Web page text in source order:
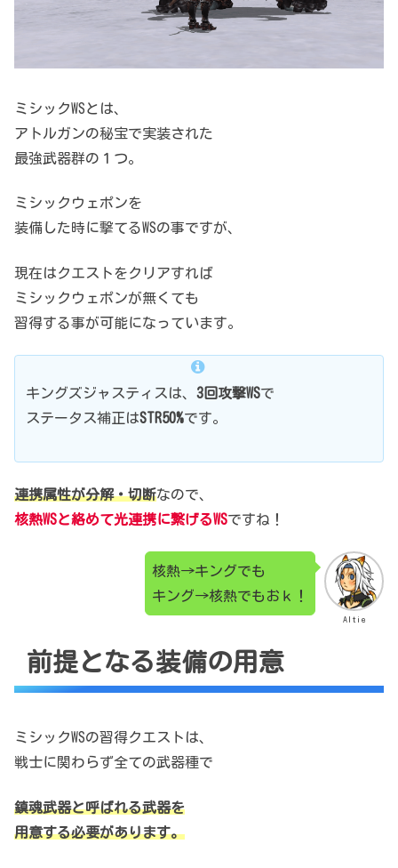
ミシックWSとは、
アトルガンの秘宝で実装された
最強武器群の１つ。
ミシックウェポンを
装備した時に撃てるWSの事ですが、
現在はクエストをクリアすれば
ミシックウェポンが無くても
習得する事が可能になっています。
キングズジャスティスは、 3回攻撃WSで
ステータス補正はSTR50%です。
連携属性が分解・切断なので、
核熱WSと絡めて光連携に繋げるWSですね！
Altie
核熱→キングでも
キング→核熱でもおｋ！
前提となる装備の用意
ミシックWSの習得クエストは、
戦士に関わらず全ての武器種で
鎮魂武器と呼ばれる武器を
用意する必要があります。